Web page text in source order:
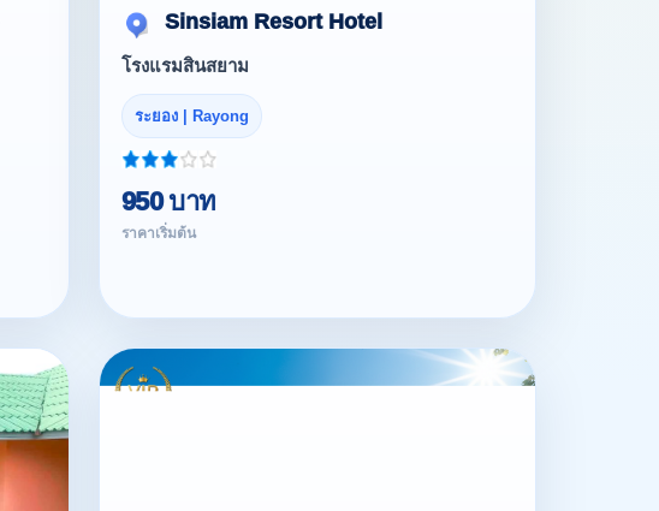
Sinsiam Resort Hotel
โรงแรมสินสยาม
ระยอง | Rayong
950 บาท
ราคาเริ่มต้น